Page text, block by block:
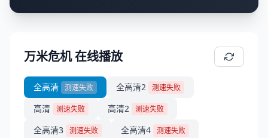
万米危机 在线播放
全高清 测速失败 全高清2 测速失败
高清 测速失败 高清2 测速失败
全高清3 测速失败 全高清4 测速失败